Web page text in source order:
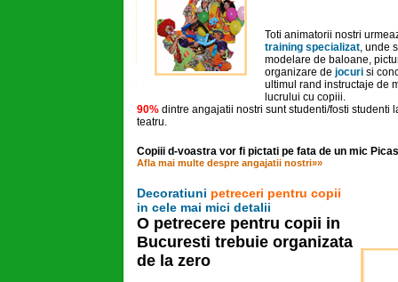
Toti animatorii nostri
training specializat, unde
modelare de baloane,
organizare de jocurisi
ultimul rand instructaje de
lucrului cu copiii.
90%dintre angajatii nostri sunt studenti/fosti studenti
teatru.
Copiii d-voastra vor fi pictati pe fata de un mic
Afla mai multe despre angajatii nostri»»
Decoratiuni petreceri pentru copii
in cele mai mici detalii
O petrecere pentru copii in
Bucuresti trebuie organizata
de la zero